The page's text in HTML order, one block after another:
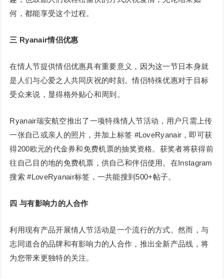
何，都能享受这个过程。
三 Ryanair情侣优惠
在情人节提供情侣优惠具有重要意义，因为这一节日本身就
是人们与心爱之人共同庆祝的时刻。情侣特殊优惠对于目标
受众来说，显得格外贴心和周到。
Ryanair瑞安航空推出了一项特殊情人节活动，用户只需上传
一张自己或亲人的照片，并加上标签 #LoveRyanair，即可获
得200欧元的代金券和免费机票的抽奖资格。获奖者将获得前
往自己目的地的免费机票，供自己和伴侣使用。在Instagram
搜索 #LoveRyanair标签，一共能搜到500+帖子。
四 与有影响力的人合作
利用现有产品开展情人节活动是一个流行的方式。然而，与
志同道合的品牌和有影响力的人合作，推出全新产品线，将
为您带来更独特的关注。